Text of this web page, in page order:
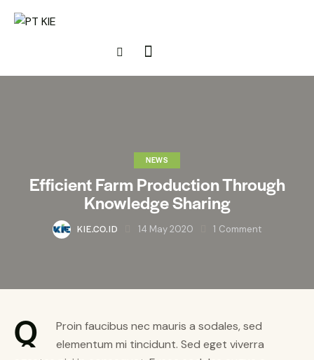
NEWS
Efficient Farm Production Through
Knowledge Sharing
KIE.CO.ID 14 May 2020 1 Comment
Q
Proin faucibus nec mauris a sodales, sed
elementum mi tincidunt. Sed eget viverra